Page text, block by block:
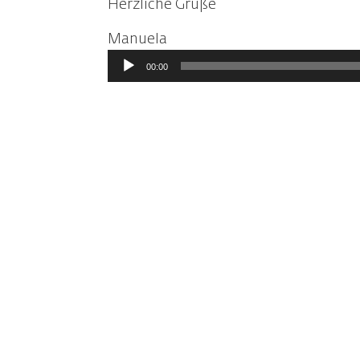
Herzliche Grüße
Manuela
Audio-
00:00